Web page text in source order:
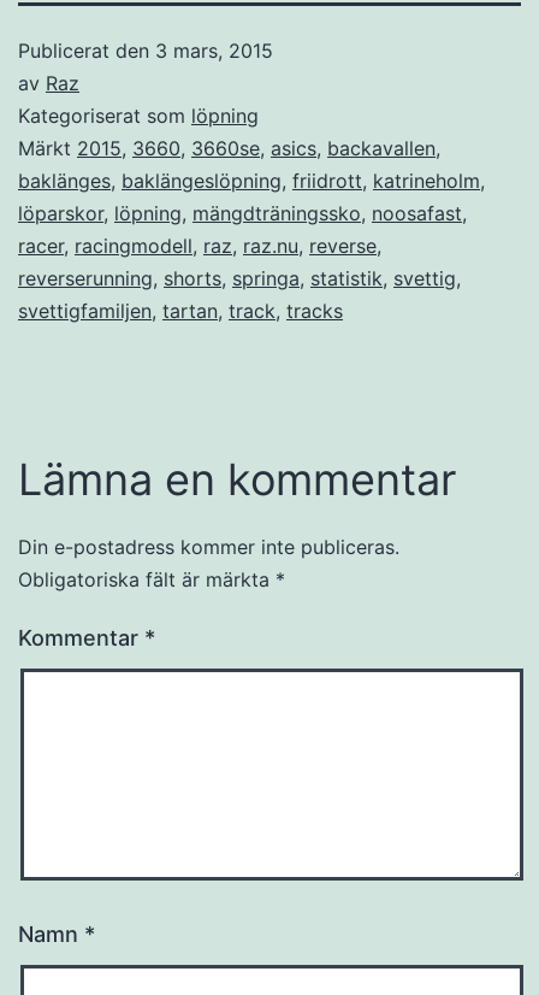
Publicerat den 3 mars, 2015
av Raz
Kategoriserat som löpning
Märkt 2015, 3660, 3660se, asics, backavallen,
baklänges, baklängeslöpning, friidrott, katrineholm,
löparskor, löpning, mängdträningssko, noosafast,
racer, racingmodell, raz, raz.nu, reverse,
reverserunning, shorts, springa, statistik, svettig,
svettigfamiljen, tartan, track, tracks
Lämna en kommentar
Din e-postadress kommer inte publiceras.
Obligatoriska fält är märkta *
Kommentar *
Namn *